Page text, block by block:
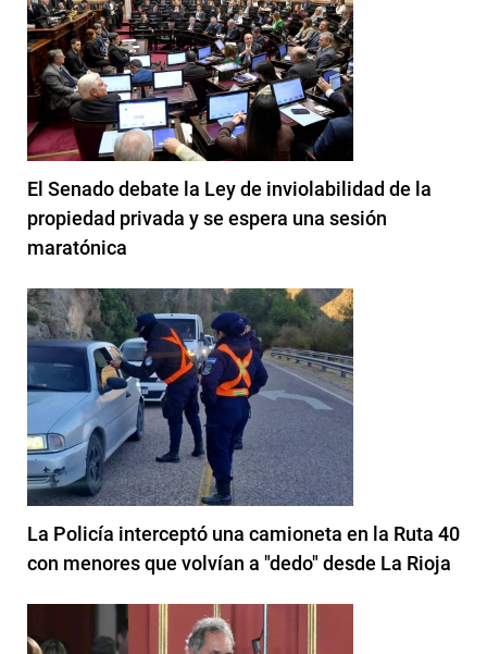
El Senado debate la Ley de inviolabilidad de la
propiedad privada y se espera una sesión
maratónica
La Policía interceptó una camioneta en la Ruta 40
con menores que volvían a "dedo" desde La Rioja